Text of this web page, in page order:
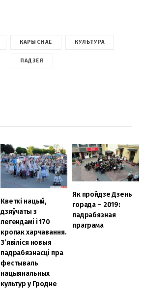
КАРЫСНАЕ КУЛЬТУРА
ПАДЗЕЯ
Кветкі нацый,
дзяўчаты з
легендамі і 170
кропак харчавання.
З’явіліся новыя
падрабязнасці пра
фестываль
нацыянальных
культур у Гродне
Як пройдзе Дзень
горада – 2019:
падрабязная
праграма